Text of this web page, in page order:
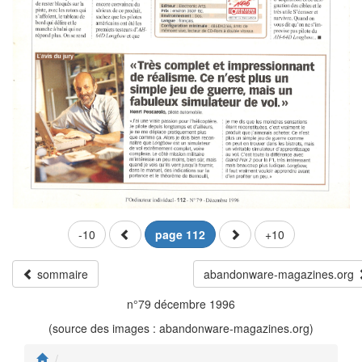
-10 page 112 +10
sommaire
abandonware-magazines.org
n°79 décembre 1996
(source des images : abandonware-magazines.org)